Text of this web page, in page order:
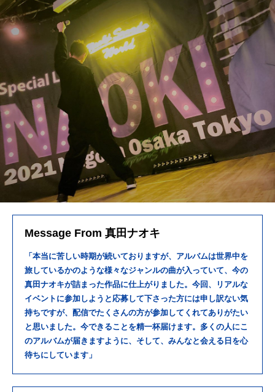
Message From 真田ナオキ
「本当に苦しい時期が続いておりますが、アルバムは世界中を
旅しているかのような様々なジャンルの曲が入っていて、今の
真田ナオキが詰まった作品に仕上がりました。今回、リアルな
イベントに参加しようと応募して下さった方には申し訳ない気
持ちですが、配信でたくさんの方が参加してくれてありがたい
と思いました。今できることを精一杯届けます。多くの人にこ
のアルバムが届きますように、そして、みんなと会える日を心
待ちにしています」